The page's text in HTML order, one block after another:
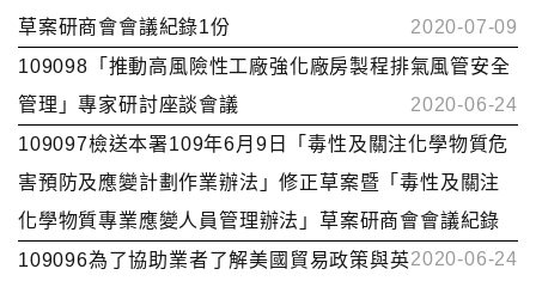
草案研商會會議紀錄1份
2020-07-09
109098「推動高風險性工廠強化廠房製程排氣風管安全
管理」專家研討座談會議
2020-06-24
109097檢送本署109年6月9日「毒性及關注化學物質危
害預防及應變計劃作業辦法」修正草案暨「毒性及關注
化學物質專業應變人員管理辦法」草案研商會會議紀錄
2020-06-24
109096為了協助業者了解美國貿易政策與英